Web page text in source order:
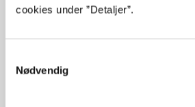
cookies under ”Detaljer”.
Nødvendig